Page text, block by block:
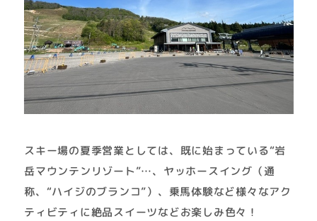
スキー場の夏季営業としては、既に始まっている“岩
岳マウンテンリゾート”…、ヤッホースイング（通
称、“ハイジのブランコ”）、乗馬体験など様々なアク
ティビティに絶品スイーツなどお楽しみ色々！